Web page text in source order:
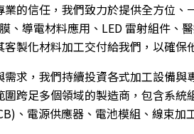
的信任，我們致力於提供全方位
、導電材料應用、LED 雷射組件、
製化材料加工交付給我們，以確保
求，我們持續投資各式加工設備
跨足多個領域的製造商，包含系
、電源供應器、電池模組、線束加